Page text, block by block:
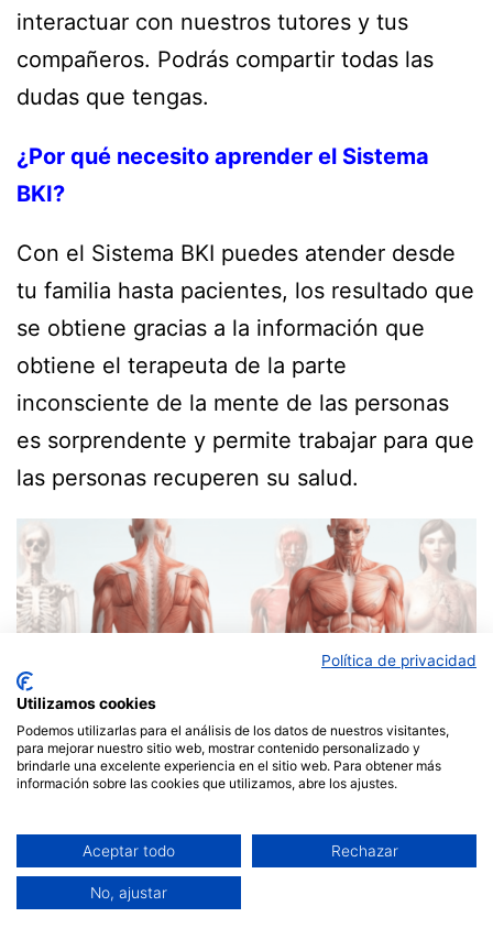
interactuar con nuestros tutores y tus
compañeros. Podrás compartir todas las
dudas que tengas.
¿Por qué necesito aprender el Sistema
BKI?
Con el Sistema BKI puedes atender desde
tu familia hasta pacientes, los resultado que
se obtiene gracias a la información que
obtiene el terapeuta de la parte
inconsciente de la mente de las personas
es sorprendente y permite trabajar para que
las personas recuperen su salud.
Publicada elnoviembre 18, 2021
Política de privacidad
Utilizamos cookies
Podemos utilizarlas para el análisis de los datos de nuestros visitantes,
para mejorar nuestro sitio web, mostrar contenido personalizado y
brindarle una excelente experiencia en el sitio web. Para obtener más
información sobre las cookies que utilizamos, abre los ajustes.
Aceptar todo Rechazar
No, ajustar